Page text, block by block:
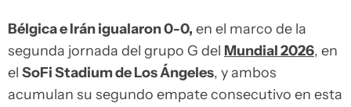
Bélgica e Irán igualaron 0-0, en el marco de la
segunda jornada del grupo G del Mundial 2026, en
el SoFi Stadium de Los Ángeles, y ambos
acumulan su segundo empate consecutivo en esta